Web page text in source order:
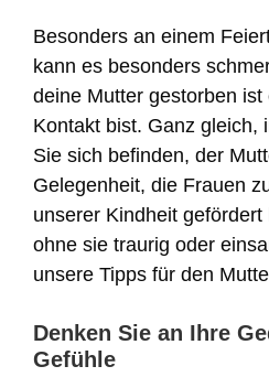
Besonders an einem
kann es besonders
deine Mutter gestorben
Kontakt bist. Ganz gleich,
Sie sich befinden, der
Gelegenheit, die Frauen
unserer Kindheit
ohne sie traurig oder
unsere Tipps für den
Denken Sie an Ihre
Gefühle